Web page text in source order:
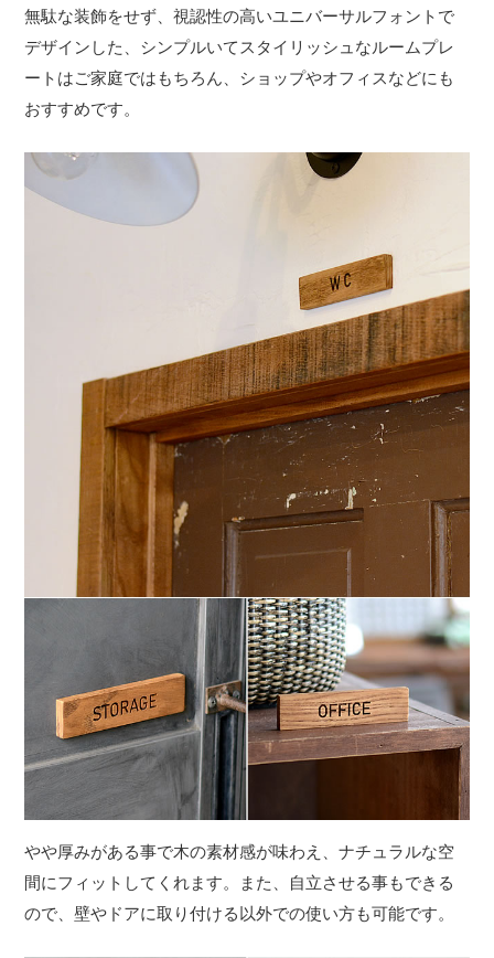
無駄な装飾をせず、視認性の高いユニバーサルフォントで
デザインした、シンプルいてスタイリッシュなルームプレ
ートはご家庭ではもちろん、ショップやオフィスなどにも
おすすめです。
やや厚みがある事で木の素材感が味わえ、ナチュラルな空
間にフィットしてくれます。また、自立させる事もできる
ので、壁やドアに取り付ける以外での使い方も可能です。